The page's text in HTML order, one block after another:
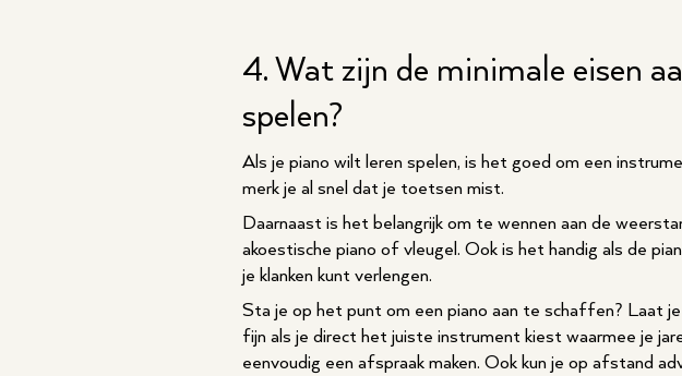
4. Wat zijn de minimale eisen
spelen?
Als je piano wilt leren spelen, is het goed om een
merk je al snel dat je toetsen mist.
Daarnaast is het belangrijk om te wennen aan de
akoestische piano of vleugel. Ook is het handig als de
je klanken kunt verlengen.
Sta je op het punt om een piano aan te schaffen? Laat je
fijn als je direct het juiste instrument kiest waarmee je
eenvoudig een afspraak maken. Ook kun je op afstand